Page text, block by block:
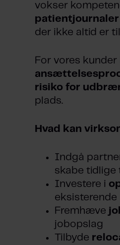
vokser
der ikke altid er
For vores
risiko for
plads.
Hvad kan
Indgå
skabe tidlige
Investere i
Fremhæve
jobopslag
Tilbyde